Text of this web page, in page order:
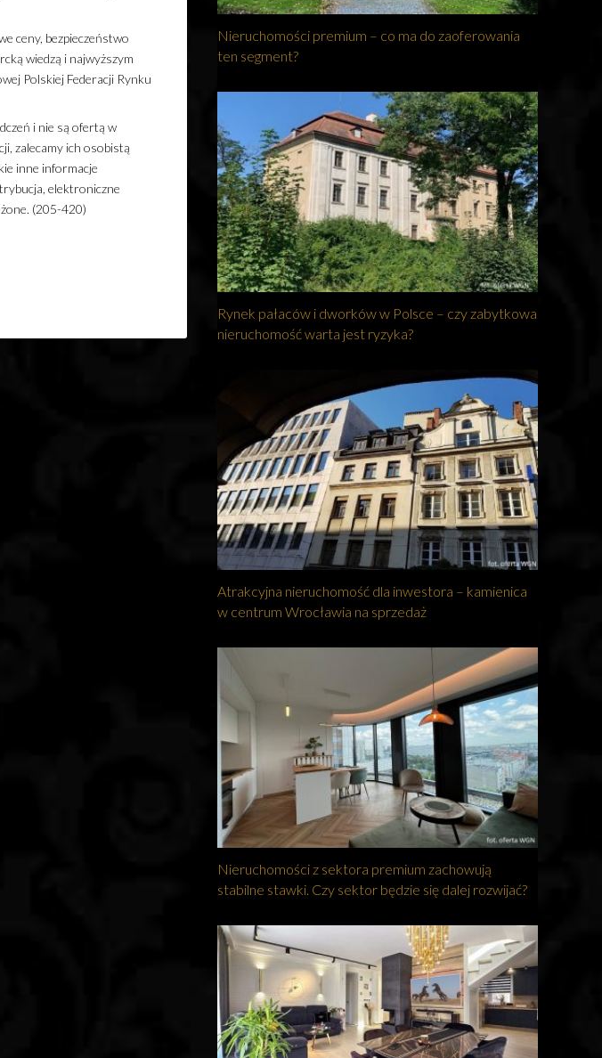
ceny, bezpieczeństwo
wiedzą i najwyższym
Polskiej Federacji Rynku
i nie są ofertą w
zalecamy ich osobistą
inne informacje
elektroniczne
(205-420)
Nieruchomości premium – co ma do zaoferowania
ten segment?
Rynek pałaców i dworków w Polsce – czy zabytkowa
nieruchomość warta jest ryzyka?
Atrakcyjna nieruchomość dla inwestora – kamienica
w centrum Wrocławia na sprzedaż
Nieruchomości z sektora premium zachowują
stabilne stawki. Czy sektor będzie się dalej rozwijać?